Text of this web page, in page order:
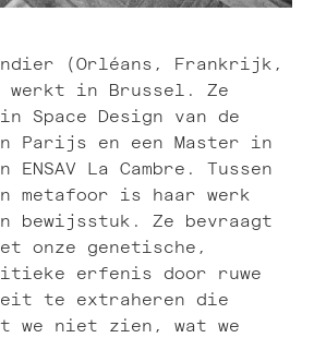
(Orléans, Frankrijk,
werkt in Brussel. Ze
Space Design van de
Parijs en een Master in
ENSAV La Cambre. Tussen
is haar werk
bewijsstuk. Ze bevraagt
onze genetische,
erfenis door ruwe
te extraheren die
we niet zien, wat we